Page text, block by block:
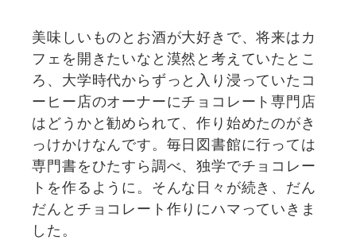
美味しいものとお酒が大好きで、将来はカ
フェを開きたいなと漠然と考えていたとこ
ろ、大学時代からずっと入り浸っていたコ
ーヒー店のオーナーにチョコレート専門店
はどうかと勧められて、作り始めたのがき
っけかけなんです。毎日図書館に行っては
専門書をひたすら調べ、独学でチョコレー
トを作るように。そんな日々が続き、だん
だんとチョコレート作りにハマっていきま
した。